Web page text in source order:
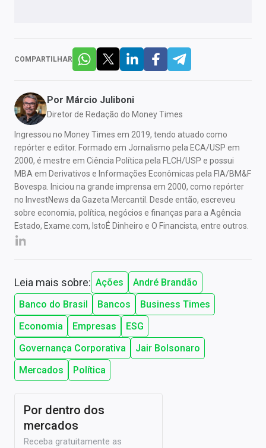
COMPARTILHAR
Por Márcio Juliboni
Diretor de Redação do Money Times
Ingressou no Money Times em 2019, tendo atuado como
repórter e editor. Formado em Jornalismo pela ECA/USP em
2000, é mestre em Ciência Política pela FLCH/USP e possui
MBA em Derivativos e Informações Econômicas pela FIA/BM&F
Bovespa. Iniciou na grande imprensa em 2000, como repórter
no InvestNews da Gazeta Mercantil. Desde então, escreveu
sobre economia, política, negócios e finanças para a Agência
Estado, Exame.com, IstoÉ Dinheiro e O Financista, entre outros.
Leia mais sobre: Ações
André Brandão
Banco do Brasil
Bancos
Business Times
Economia
Empresas
ESG
Governança Corporativa
Jair Bolsonaro
Mercados
Política
Por dentro dos
mercados
Receba gratuitamente as